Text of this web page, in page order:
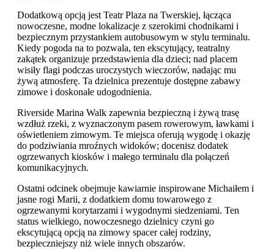
Dodatkową opcją jest Teatr Plaza na Twerskiej, łącząca
nowoczesne, modne lokalizacje z szerokimi chodnikami i
bezpiecznym przystankiem autobusowym w stylu terminalu.
Kiedy pogoda na to pozwala, ten ekscytujący, teatralny
zakątek organizuje przedstawienia dla dzieci; nad placem
wisiły flagi podczas uroczystych wieczorów, nadając mu
żywą atmosferę. Ta dzielnica prezentuje dostępne zabawy
zimowe i doskonałe udogodnienia.
Riverside Marina Walk zapewnia bezpieczną i żywą trasę
wzdłuż rzeki, z wyznaczonym pasem rowerowym, ławkami i
oświetleniem zimowym. Te miejsca oferują wygodę i okazję
do podziwiania mroźnych widoków; docenisz dodatek
ogrzewanych kiosków i małego terminalu dla połączeń
komunikacyjnych.
Ostatni odcinek obejmuje kawiarnie inspirowane Michaiłem i
jasne rogi Marii, z dodatkiem domu towarowego z
ogrzewanymi korytarzami i wygodnymi siedzeniami. Ten
status wielkiego, nowoczesnego dzielnicy czyni go
ekscytującą opcją na zimowy spacer całej rodziny,
bezpieczniejszy niż wiele innych obszarów.